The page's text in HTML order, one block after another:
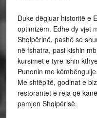
Duke dëgjuar historitë e
optimizëm. Edhe dy vjet
Shqipërinë, pashë se
në fshatra, pasi kishin
kursimet e tyre ishin
Punonin me
Me shtëpitë, godinat e
restorantet e reja që
pamjen Shqipërisë.